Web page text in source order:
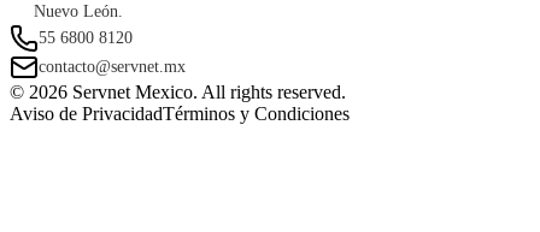
Nuevo León.
55 6800 8120
contacto@servnet.mx
© 2026 Servnet Mexico. All rights reserved.
Aviso de PrivacidadTérminos y Condiciones